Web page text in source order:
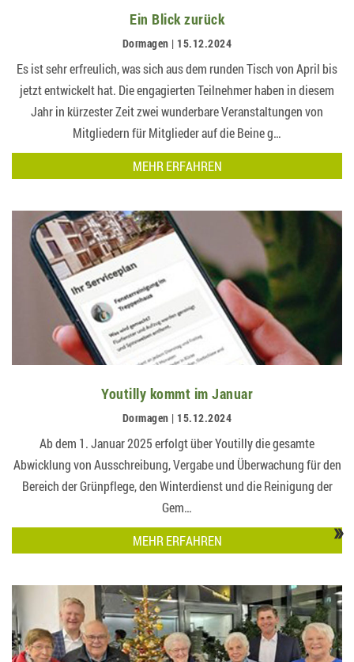
Ein Blick zurück
Dormagen | 15.12.2024
Es ist sehr erfreulich, was sich aus dem runden Tisch von April bis
jetzt entwickelt hat. Die engagierten Teilnehmer haben in diesem
Jahr in kürzester Zeit zwei wunderbare Veranstaltungen von
Mitgliedern für Mitglieder auf die Beine g…
MEHR ERFAHREN
Youtilly kommt im Januar
Dormagen | 15.12.2024
Ab dem 1. Januar 2025 erfolgt über Youtilly die gesamte
Abwicklung von Ausschreibung, Vergabe und Überwachung für den
Bereich der Grünpflege, den Winterdienst und die Reinigung der
Gem…
MEHR ERFAHREN
»